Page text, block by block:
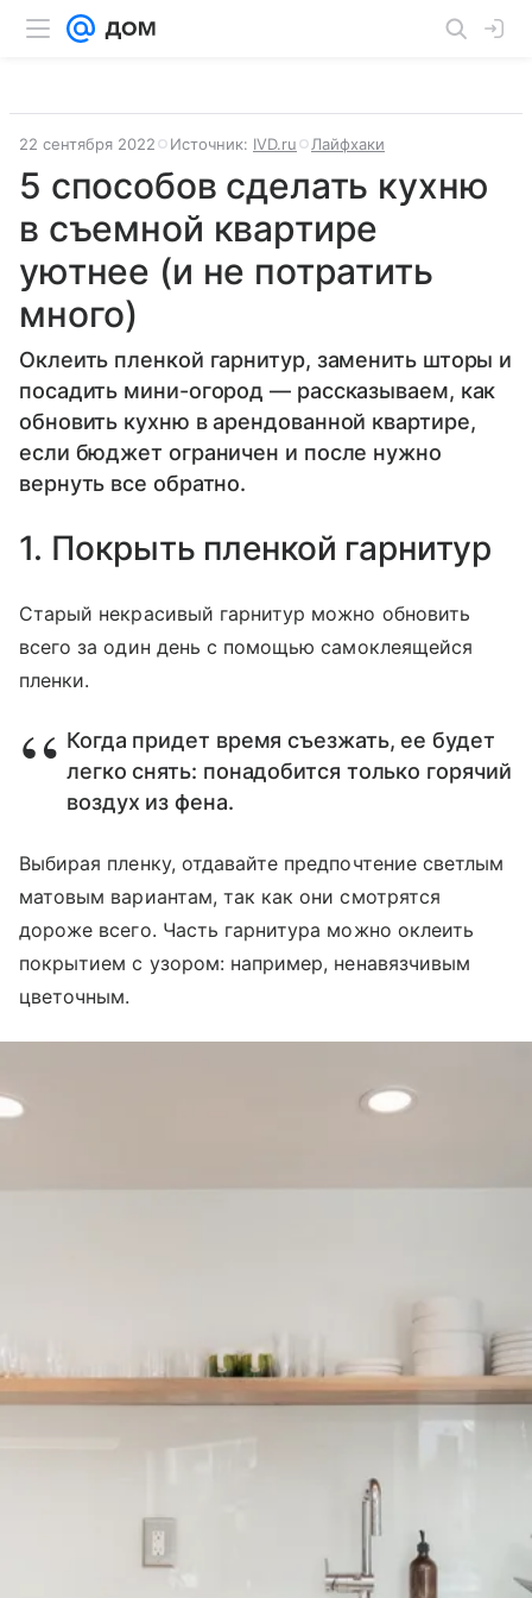
22 сентября 2022 Источник: IVD.ru Лайфхаки
5 способов сделать кухню
в съемной квартире
уютнее (и не потратить
много)
Оклеить пленкой гарнитур, заменить шторы и
посадить мини-огород — рассказываем, как
обновить кухню в арендованной квартире,
если бюджет ограничен и после нужно
вернуть все обратно.
1. Покрыть пленкой гарнитур
Старый некрасивый гарнитур можно обновить
всего за один день с помощью самоклеящейся
пленки.
Когда придет время съезжать, ее будет
легко снять: понадобится только горячий
воздух из фена.
Выбирая пленку, отдавайте предпочтение светлым
матовым вариантам, так как они смотрятся
дороже всего. Часть гарнитура можно оклеить
покрытием с узором: например, ненавязчивым
цветочным.